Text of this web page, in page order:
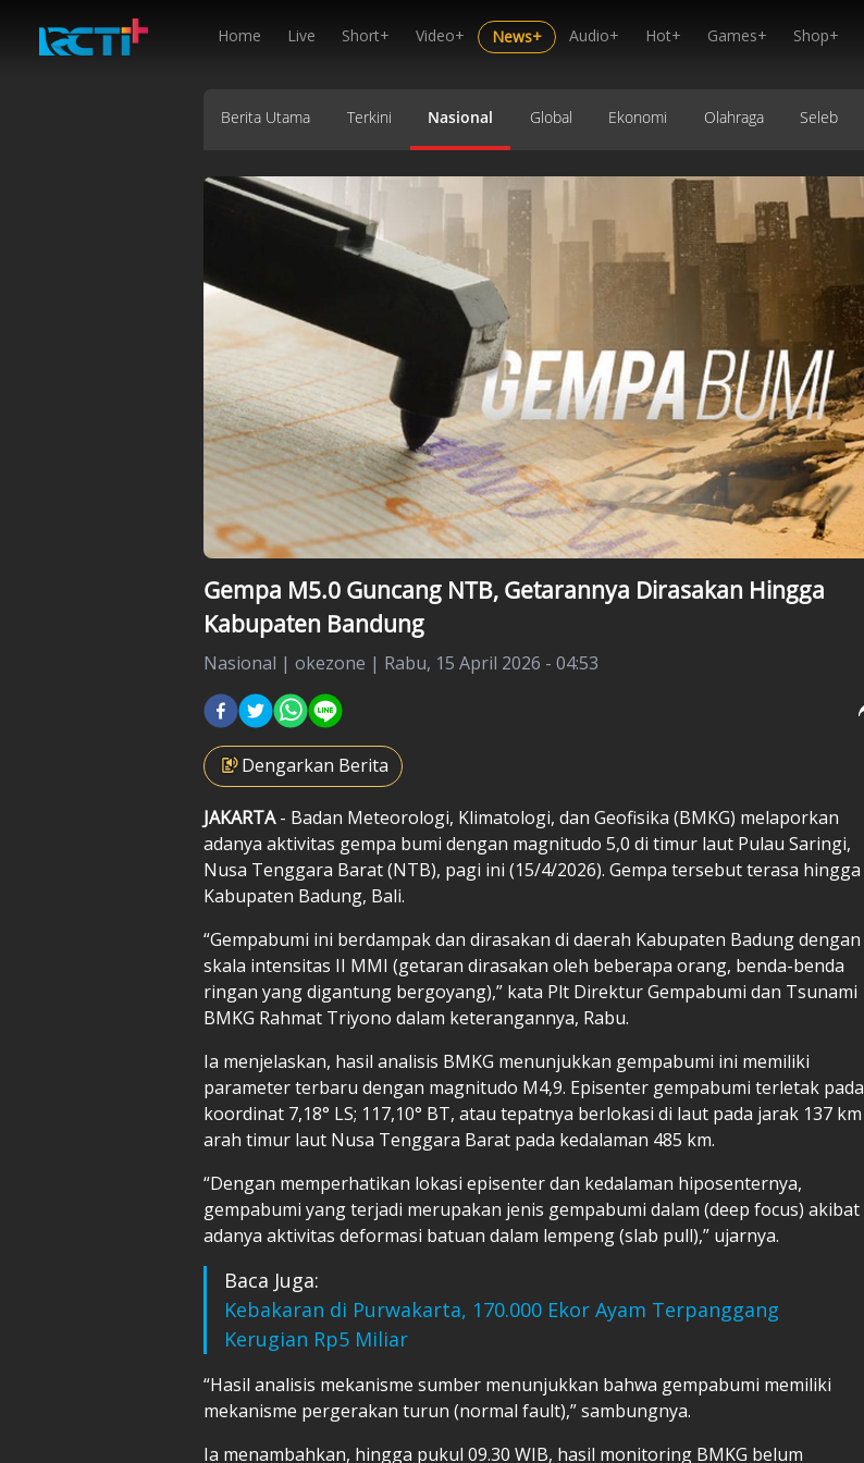
Home Live Short+ Video+ News+ Audio+ Hot+ Games+ Shop+
Berita Utama Terkini Nasional Global Ekonomi Olahraga Seleb
Gempa M5.0 Guncang NTB, Getarannya Dirasakan Hingga
Kabupaten Bandung
Nasional | okezone | Rabu, 15 April 2026 - 04:53
Dengarkan Berita
JAKARTA- Badan Meteorologi, Klimatologi, dan Geofisika (BMKG) melaporkan
adanya aktivitas gempa bumi dengan magnitudo 5,0 di timur laut Pulau Saringi,
Nusa Tenggara Barat (NTB), pagi ini (15/4/2026). Gempa tersebut terasa hingga
Kabupaten Badung, Bali.
“Gempabumi ini berdampak dan dirasakan di daerah Kabupaten Badung dengan
skala intensitas II MMI (getaran dirasakan oleh beberapa orang, benda-benda
ringan yang digantung bergoyang),” kata Plt Direktur Gempabumi dan Tsunami
BMKG Rahmat Triyono dalam keterangannya, Rabu.
Ia menjelaskan, hasil analisis BMKG menunjukkan gempabumi ini memiliki
parameter terbaru dengan magnitudo M4,9. Episenter gempabumi terletak pada
koordinat 7,18° LS; 117,10° BT, atau tepatnya berlokasi di laut pada jarak 137 km
arah timur laut Nusa Tenggara Barat pada kedalaman 485 km.
“Dengan memperhatikan lokasi episenter dan kedalaman hiposenternya,
gempabumi yang terjadi merupakan jenis gempabumi dalam (deep focus) akibat
adanya aktivitas deformasi batuan dalam lempeng (slab pull),” ujarnya.
Baca Juga:
Kebakaran di Purwakarta, 170.000 Ekor Ayam Terpanggang
Kerugian Rp5 Miliar
“Hasil analisis mekanisme sumber menunjukkan bahwa gempabumi memiliki
mekanisme pergerakan turun (normal fault),” sambungnya.
Ia menambahkan, hingga pukul 09.30 WIB, hasil monitoring BMKG belum